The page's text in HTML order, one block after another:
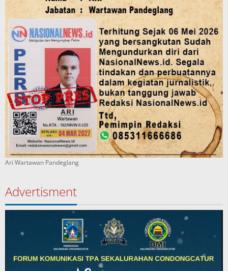
Ari Wartawan Pandeglang
Advertisment